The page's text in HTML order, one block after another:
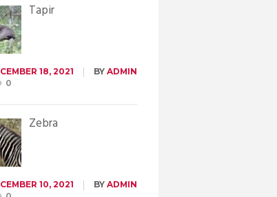
Tapir
18, 2021 BY ADMIN
0
Zebra
10, 2021 BY ADMIN